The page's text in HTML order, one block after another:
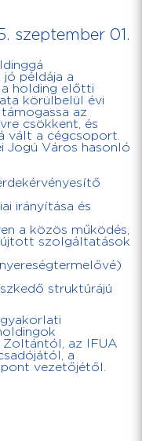
szeptember 01.
példája a
holding előtti
körülbelül évi
az
csökkent, és
vált a cégcsoport.
Jogú Város hasonló
irányítása és
a közös működés,
szolgáltatások
struktúrájú
Zoltántól, az IFUA
a
vezetőjétől.